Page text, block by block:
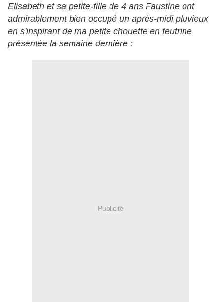
Elisabeth et sa petite-fille de 4 ans Faustine ont
admirablement bien occupé un après-midi pluvieux
en s'inspirant de ma petite chouette en feutrine
présentée la semaine dernière :
Publicité